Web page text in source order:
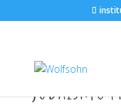
Judaísmo